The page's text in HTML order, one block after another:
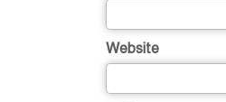
Website